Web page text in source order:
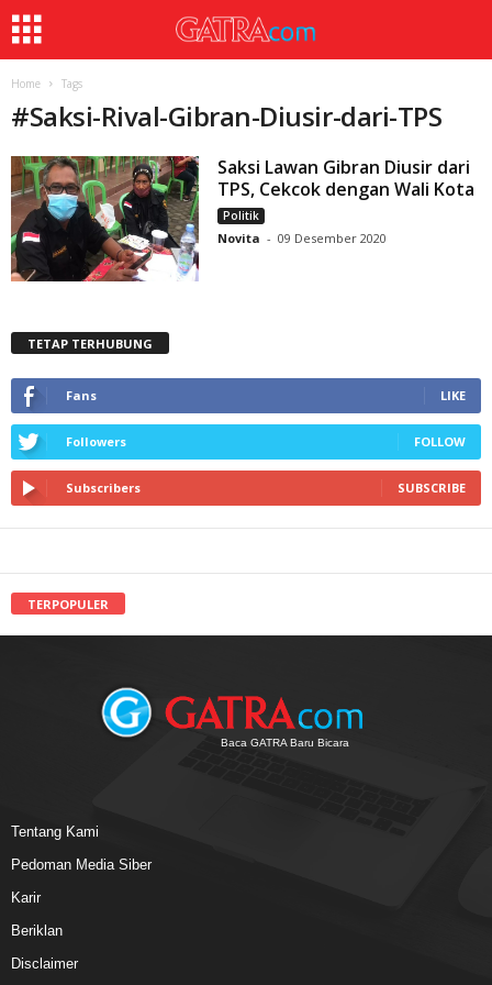
Home Tags
#Saksi-Rival-Gibran-Diusir-dari-TPS
Saksi Lawan Gibran Diusir dari
TPS, Cekcok dengan Wali Kota
Politik
Novita - 09 Desember 2020
TETAP TERHUBUNG
Fans LIKE
Followers FOLLOW
Subscribers SUBSCRIBE
TERPOPULER
Baca GATRA Baru Bicara
Tentang Kami
Pedoman Media Siber
Karir
Beriklan
Disclaimer